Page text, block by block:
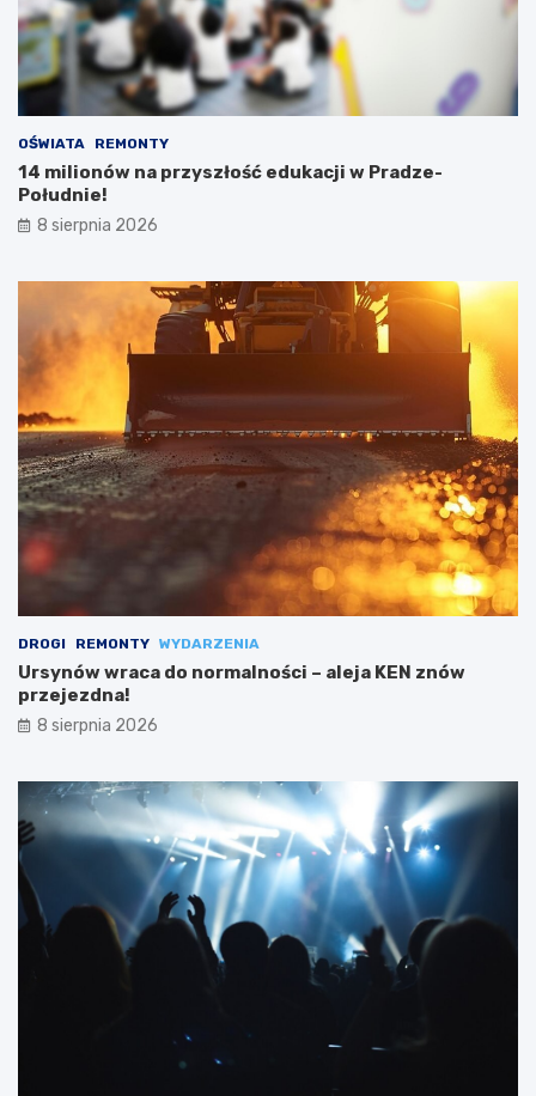
OŚWIATA REMONTY
14 milionów na przyszłość edukacji w Pradze-
Południe!
8 sierpnia 2026
DROGI REMONTY WYDARZENIA
Ursynów wraca do normalności – aleja KEN znów
przejezdna!
8 sierpnia 2026